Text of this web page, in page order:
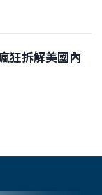
狂拆解美國內